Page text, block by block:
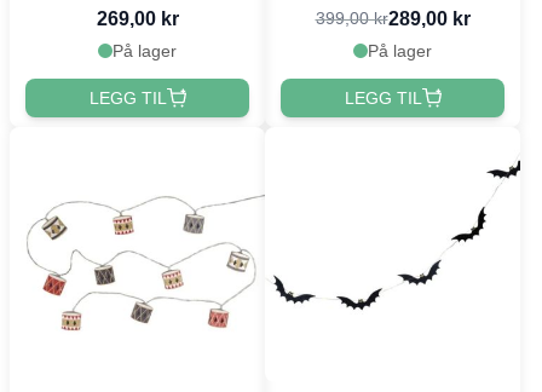
269,00 kr
På lager
LEGG TIL
399,00 kr289,00 kr
På lager
LEGG TIL